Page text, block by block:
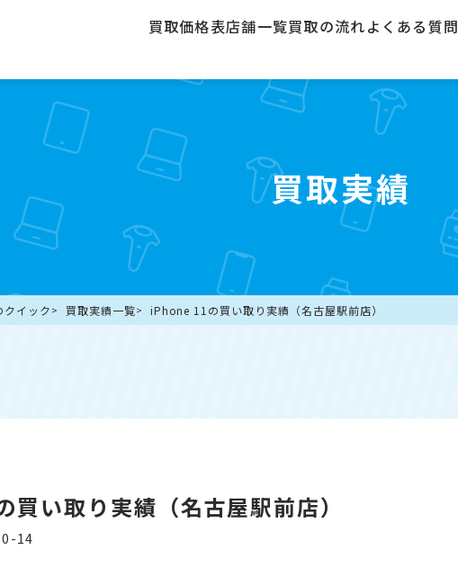
買取価格表店舗一覧買取の流れよくある質問
買取実績
イック 買取実績一覧 iPhone 11の買い取り実績（名古屋駅前店）
い取り実績（名古屋駅前店）
14